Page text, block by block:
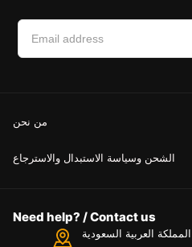
من نحن
الشحن وسياسة الاستبدال والاسترجاع
Need help? / Contact us
المملكة العربية السعودية